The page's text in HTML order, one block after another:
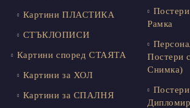
Картини ПЛАСТИКА
СТЪКЛОПИСИ
Картини според СТАЯТА
Картини за ХОЛ
Картини за СПАЛНЯ
Рамка
Постери
Снимка)